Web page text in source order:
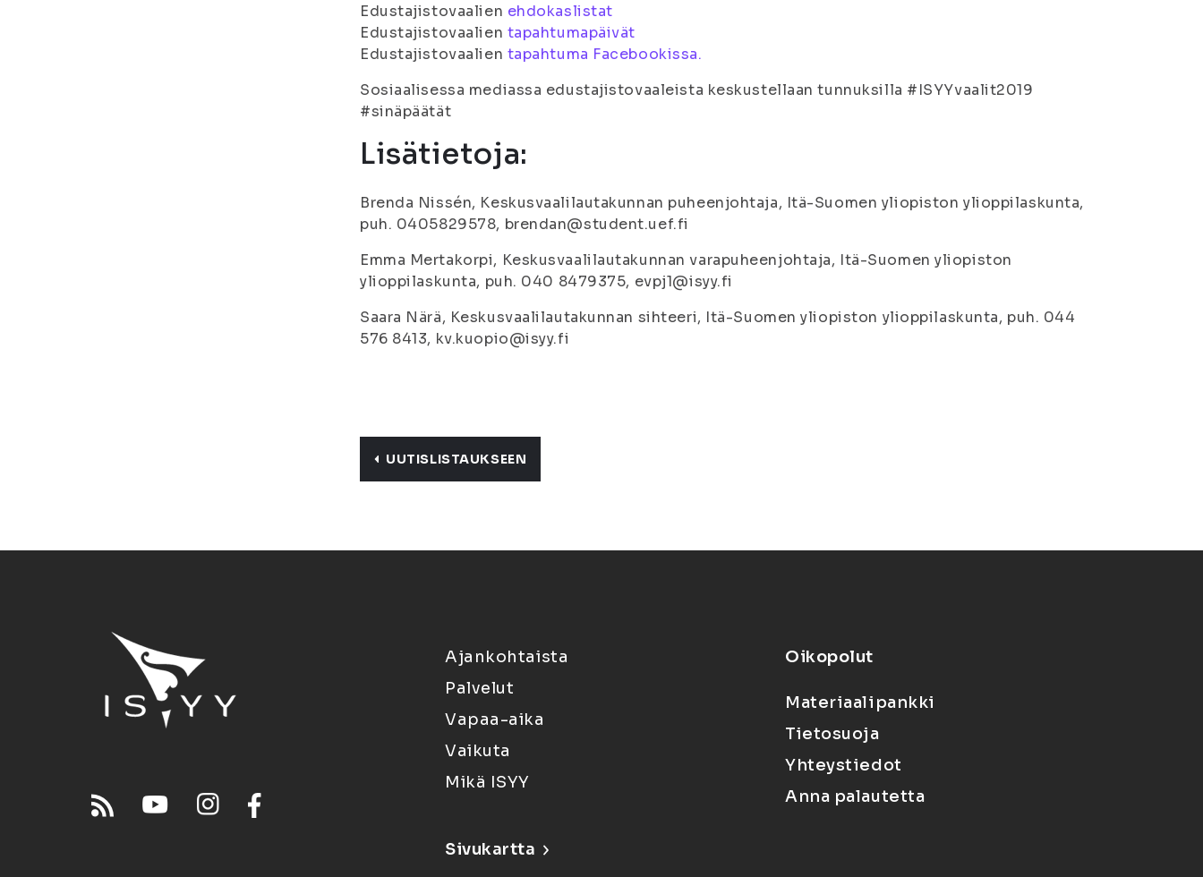
Edustajistovaalien ehdokaslistat
Edustajistovaalien tapahtumapäivät
Edustajistovaalien tapahtuma Facebookissa.
Sosiaalisessa mediassa edustajistovaaleista keskustellaan tunnuksilla #ISYYvaalit2019
#sinäpäätät
Lisätietoja:
Brenda Nissén, Keskusvaalilautakunnan puheenjohtaja, Itä-Suomen yliopiston ylioppilaskunta,
puh. 0405829578, brendan@student.uef.fi
Emma Mertakorpi, Keskusvaalilautakunnan varapuheenjohtaja, Itä-Suomen yliopiston
ylioppilaskunta, puh. 040 8479375, evpj1@isyy.fi
Saara Närä, Keskusvaalilautakunnan sihteeri, Itä-Suomen yliopiston ylioppilaskunta, puh. 044
576 8413, kv.kuopio@isyy.fi
UUTISLISTAUKSEEN
Ajankohtaista
Palvelut
Vapaa-aika
Vaikuta
Mikä ISYY
Sivukartta
Oikopolut
Materiaalipankki
Tietosuoja
Yhteystiedot
Anna palautetta